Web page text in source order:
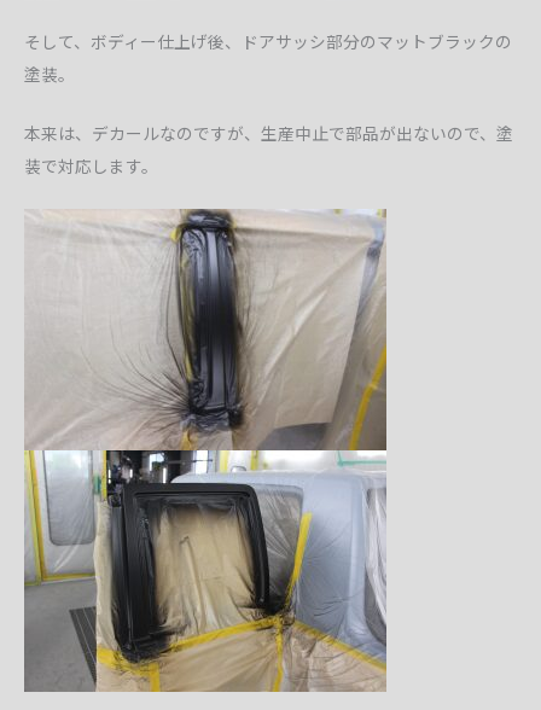
そして、ボディー仕上げ後、ドアサッシ部分のマットブラックの
塗装。
本来は、デカールなのですが、生産中止で部品が出ないので、塗
装で対応します。